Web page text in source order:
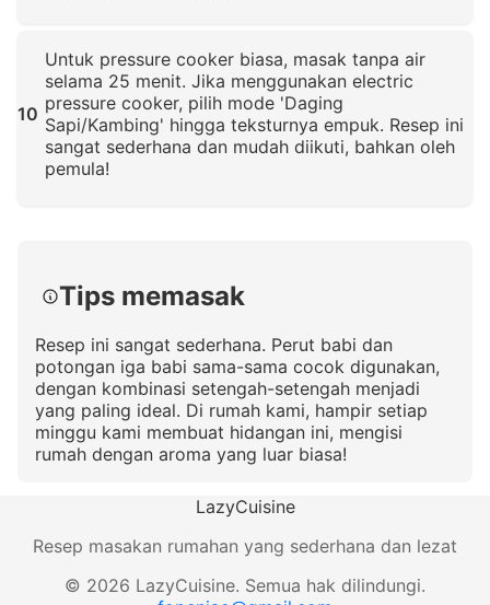
10
Untuk pressure cooker biasa, masak tanpa air
selama 25 menit. Jika menggunakan electric
pressure cooker, pilih mode 'Daging
Sapi/Kambing' hingga teksturnya empuk. Resep ini
sangat sederhana dan mudah diikuti, bahkan oleh
pemula!
Tips memasak
Resep ini sangat sederhana. Perut babi dan
potongan iga babi sama-sama cocok digunakan,
dengan kombinasi setengah-setengah menjadi
yang paling ideal. Di rumah kami, hampir setiap
minggu kami membuat hidangan ini, mengisi
rumah dengan aroma yang luar biasa!
LazyCuisine
Resep masakan rumahan yang sederhana dan lezat
© 2026 LazyCuisine. Semua hak dilindungi.